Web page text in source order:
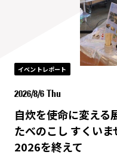
イベントレポート
2026/8/6 Thu
自炊を使命に変える
たべのこし すくい
2026を終えて